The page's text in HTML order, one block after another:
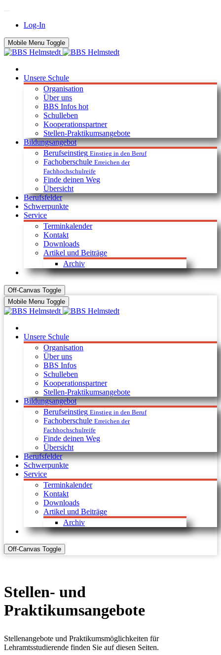
Log-In
Mobile Menu Toggle
Unsere Schule
Organisation
Über uns
BBS Infos hot
Schulleben
Kooperationspartner
Stellen-Praktikumsangebote
Bildungsangebot
Berufseinstieg Einstieg in den Beruf
Fachoberschule Erreichen der
Fachhochschulreife
Finde deinen Weg
Übersicht
Berufsfelder
Schwerpunkte
Service
Terminkalender
Kontakt
Downloads
Artikel und Beiträge
Archiv
Off-Canvas Toggle
Mobile Menu Toggle
Unsere Schule
Organisation
Über uns
BBS Infos
Schulleben
Kooperationspartner
Stellen-Praktikumsangebote
Bildungsangebot
Berufseinstieg Einstieg in den Beruf
Fachoberschule Erreichen der
Fachhochschulreife
Finde deinen Weg
Übersicht
Berufsfelder
Schwerpunkte
Service
Terminkalender
Kontakt
Downloads
Artikel und Beiträge
Archiv
Off-Canvas Toggle
Stellen- und
Praktikumsangebote
Stellenangebote und Praktikumsmöglichkeiten für
Lehramtsstudierende finden Sie auf diesen Seiten.